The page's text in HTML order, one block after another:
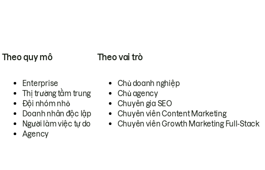
Theo quy mô
Enterprise
Thị trường tầm trung
Đội nhóm nhỏ
Doanh nhân độc lập
Người làm việc tự do
Agency
Theo vai trò
Chủ doanh nghiệp
Chủ agency
Chuyên gia SEO
Chuyên viên Content Marketing
Chuyên viên Growth Marketing Full-Stack